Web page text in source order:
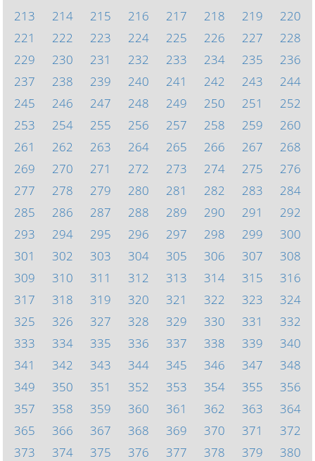
213
214 215 216 217 218 219
220
221
222 223 224 225 226 227
228
229
230 231 232 233 234 235
236
237
238 239 240 241 242 243
244
245
246 247 248 249 250 251
252
253
254 255 256 257 258 259
260
261
262 263 264 265 266 267
268
269
270 271 272 273 274 275
276
277
278 279 280 281 282 283
284
285
286 287 288 289 290 291
292
293
294 295 296 297 298 299
300
301
302 303 304 305 306 307
308
309
310 311 312 313 314 315
316
317
318 319 320 321 322 323
324
325
326 327 328 329 330 331
332
333
334 335 336 337 338 339
340
341
342 343 344 345 346 347
348
349
350 351 352 353 354 355
356
357
358 359 360 361 362 363
364
365
366 367 368 369 370 371
372
373
374 375 376 377 378 379
380